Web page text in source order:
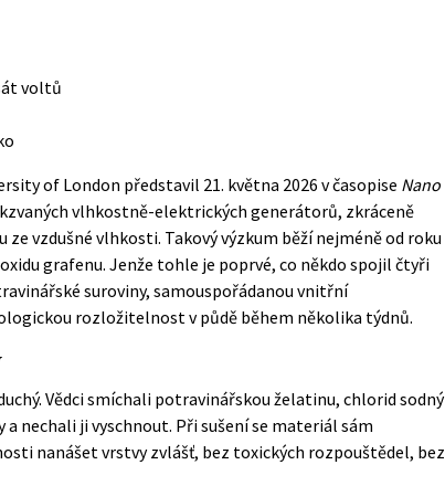
voltů
of London představil 21. května 2026 v časopise Nano
vlhkostně-elektrických generátorů, zkráceně
vzdušné vlhkosti. Takový výzkum běží nejméně od roku
grafenu. Jenže tohle je poprvé, co někdo spojil čtyři
suroviny, samouspořádanou vnitřní
rozložitelnost v půdě během několika týdnů.
Vědci smíchali potravinářskou želatinu, chlorid sodný
nechali ji vyschnout. Při sušení se materiál sám
nanášet vrstvy zvlášť, bez toxických rozpouštědel, bez